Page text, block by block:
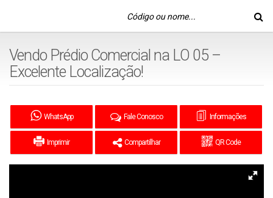
Vendo Prédio Comercial na LO 05 –
Excelente Localização!
WhatsApp Fale Conosco Informações
Imprimir Compartilhar QR Code